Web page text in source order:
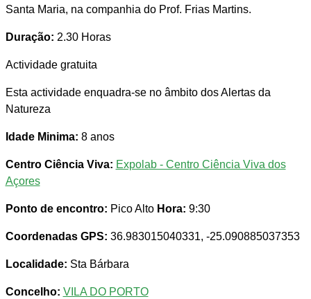
Santa Maria, na companhia do Prof. Frias Martins.
Duração: 2.30 Horas
Actividade gratuita
Esta actividade enquadra-se no âmbito dos Alertas da
Natureza
Idade Minima: 8 anos
Centro Ciência Viva: Expolab - Centro Ciência Viva dos
Açores
Ponto de encontro: Pico Alto Hora: 9:30
Coordenadas GPS: 36.983015040331, -25.090885037353
Localidade: Sta Bárbara
Concelho: VILA DO PORTO